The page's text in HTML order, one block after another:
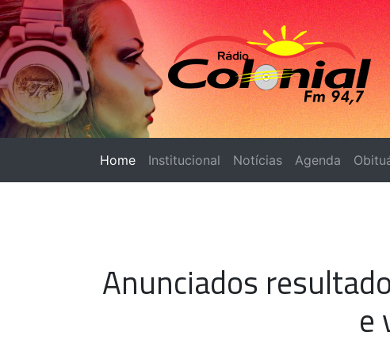
Home (página atual)
Institucional Notícias Agenda
Anunciados
e